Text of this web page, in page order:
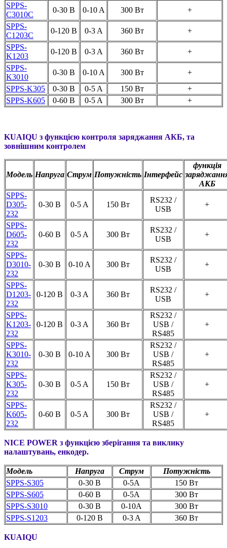
SPPS-
C3010C
0-30 В 0-10 A 300 Вт
+
SPPS-
C1203C
0-120 В 0-3 A 360 Вт
+
SPPS-
K1203
0-120 В 0-3 A 360 Вт
+
SPPS-
K3010
0-30 В 0-10 A 300 Вт
+
SPPS-K305
0-30 В 0-5 A 150 Вт
+
SPPS-K605
0-60 В 0-5 A 300 Вт +
KUAIQU з функцією контроля заряджання АКБ, та
зовнішним контролем
Модель Напруга Струм Потужність Інтерфейс
функція
АКБ
SPPS-
D305-
232
0-30 В 0-5 A 150 Вт
RS232 /
USB
+
SPPS-
D605-
232
0-60 В 0-5 A 300 Вт
RS232 /
USB
+
SPPS-
D3010-
232
0-30 В 0-10 A 300 Вт
RS232 /
USB
+
SPPS-
D1203-
232
0-120 В 0-3 A 360 Вт
RS232 /
USB
+
SPPS-
K1203-
232
0-120 В 0-3 A 360 Вт
RS232 /
USB /
RS485
+
SPPS-
K3010-
232
0-30 В 0-10 A 300 Вт
RS232 /
USB /
RS485
+
SPPS-
K305-
232
0-30 В 0-5 A 150 Вт
RS232 /
USB /
RS485
+
SPPS-
K605-
232
0-60 В 0-5 A 300 Вт
RS232 /
USB /
RS485
+
NICE POWER з функцією зберігання та виклику
налаштувань, енкодер.
Модель Напруга Струм
Потужність
SPPS-S305
0-30 В 0-5A
150 Вт
SPPS-S605
0-60 В 0-5A
300 Вт
SPPS-S3010
0-30 В 0-10A
300 Вт
SPPS-S1203
0-120 В 0-3 A 360 Вт
KUAIQU